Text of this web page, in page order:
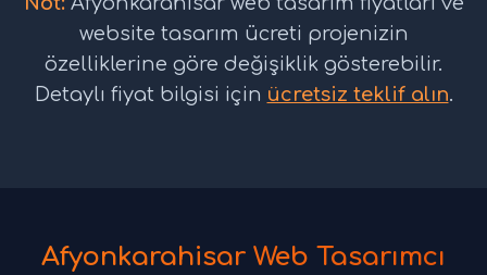
website tasarım ücreti projenizin
özelliklerine göre değişiklik gösterebilir.
Detaylı fiyat bilgisi için ücretsiz teklif alın.
Afyonkarahisar Web Tasarımcı